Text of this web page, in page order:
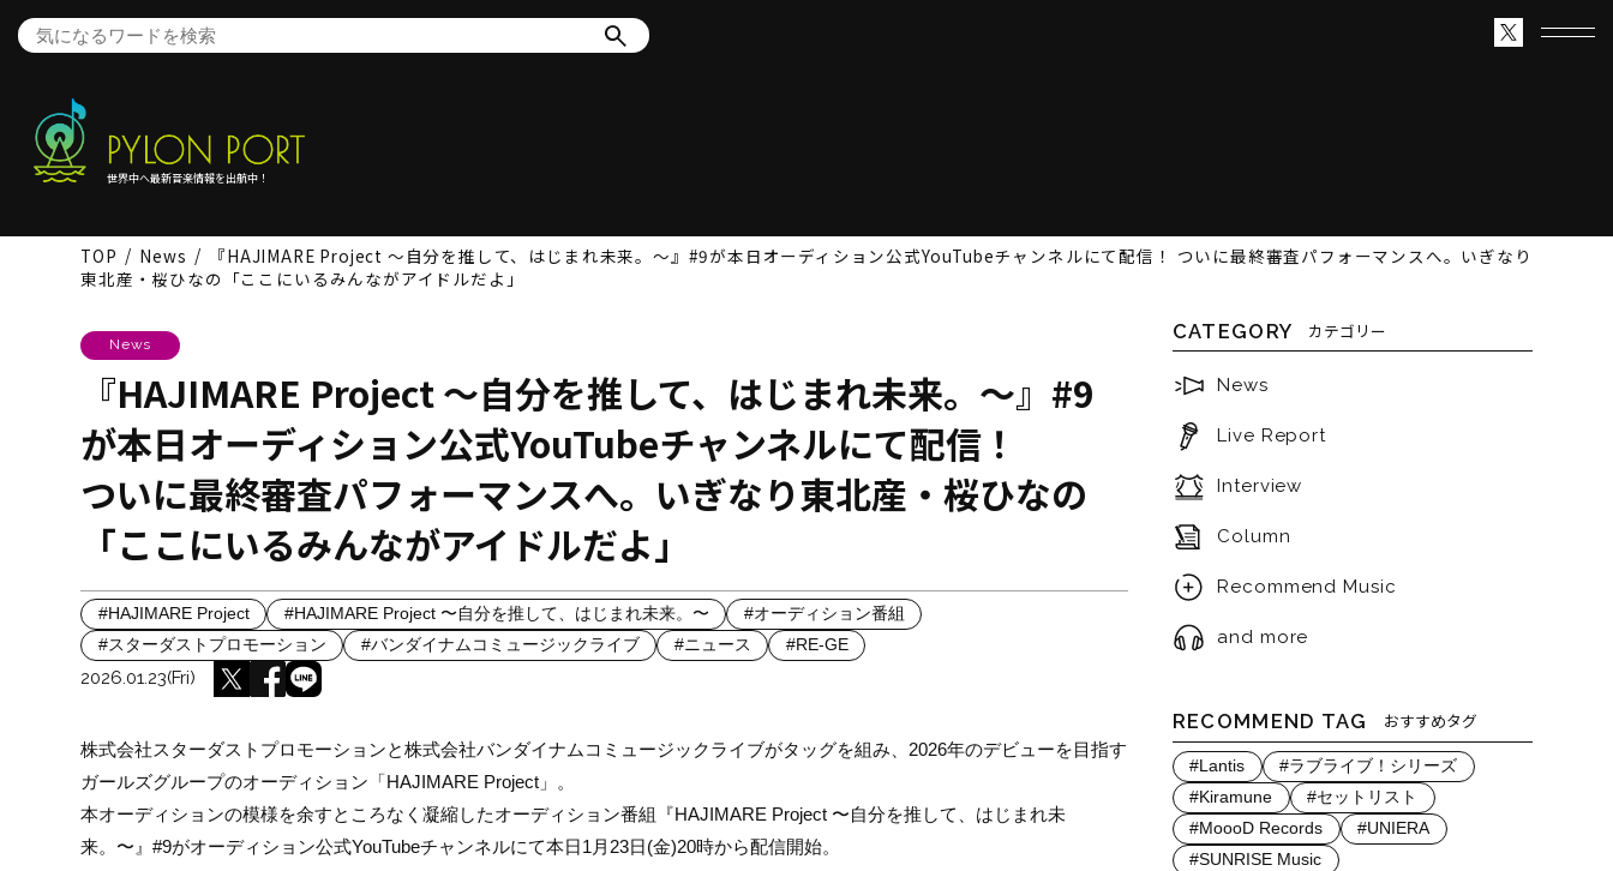
世界中へ最新音楽情報を出航中！
TOP News
『HAJIMARE Project 〜自分を推して、はじまれ未来。〜』#9が本日オーディション公式YouTubeチャンネルにて配信！ ついに最終審査パフォーマンスへ。いぎなり
東北産・桜ひなの「ここにいるみんながアイドルだよ」
News
『HAJIMARE Project 〜自分を推して、はじまれ未来。〜』#9
が本日オーディション公式YouTubeチャンネルにて配信！
ついに最終審査パフォーマンスへ。いぎなり東北産・桜ひなの
「ここにいるみんながアイドルだよ」
#HAJIMARE Project #HAJIMARE Project 〜自分を推して、はじまれ未来。〜
#オーディション番組
#スターダストプロモーション
#バンダイナムコミュージックライブ #ニュース #RE-GE
2026.01.23(Fri)
株式会社スターダストプロモーションと株式会社バンダイナムコミュージックライブがタッグを組み、2026年のデビューを目指す
ガールズグループのオーディション「HAJIMARE Project」。
本オーディションの模様を余すところなく凝縮したオーディション番組『HAJIMARE Project 〜自分を推して、はじまれ未
来。〜』#9がオーディション公式YouTubeチャンネルにて本日1月23日(金)20時から配信開始。
CATEGORY カテゴリー
News
Live Report
Interview
Column
Recommend Music
and more
RECOMMEND TAG おすすめタグ
#Lantis
#ラブライブ！シリーズ
#Kiramune
#セットリスト
#MoooD Records
#UNIERA
#SUNRISE Music